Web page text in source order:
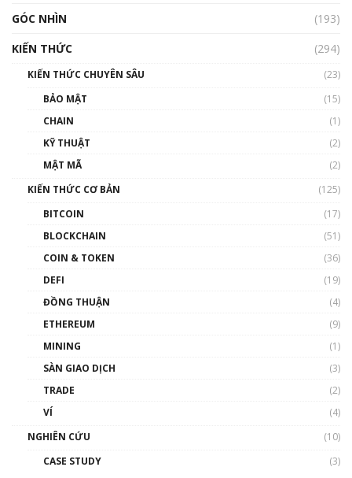
00:43:47
như thể nào?
00:39:31
Phổ cập Blockchain
thống & Crypto qua các cuộc chiến | Phổ cập
GÓC NHÌN
(193)
KIẾN THỨC
(294)
KIẾN THỨC CHUYÊN SÂU
(23)
BẢO MẬT
(15)
CHAIN
(1)
KỸ THUẬT
(2)
MẬT MÃ
(2)
KIẾN THỨC CƠ BẢN
(125)
BITCOIN
(17)
BLOCKCHAIN
(51)
COIN & TOKEN
(36)
DEFI
(19)
ĐỒNG THUẬN
(4)
ETHEREUM
(9)
MINING
(1)
SÀN GIAO DỊCH
(3)
TRADE
(2)
VÍ
(4)
NGHIÊN CỨU
(10)
CASE STUDY
(3)